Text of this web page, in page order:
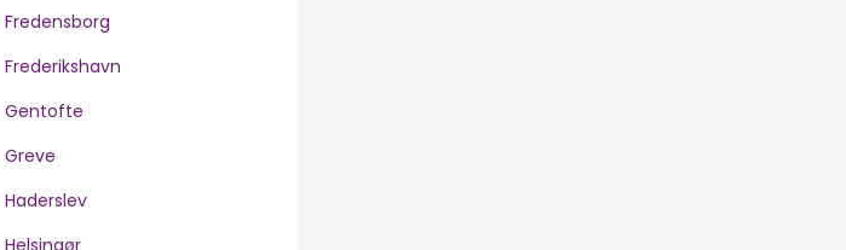
Fredensborg
Frederikshavn
Gentofte
Greve
Haderslev
Helsingør